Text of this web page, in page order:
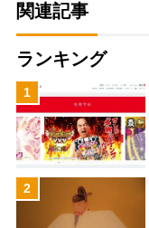
関連記事
ランキング
1
2